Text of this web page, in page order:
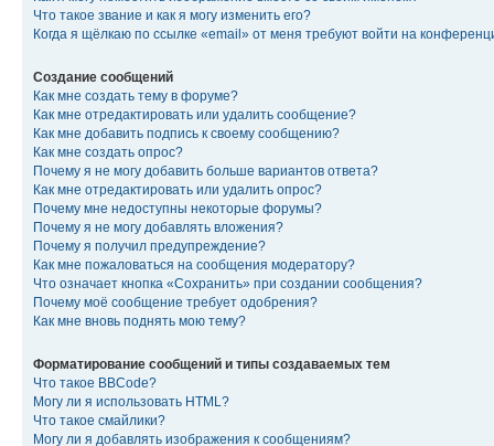
Что такое звание и как я могу изменить его?
Когда я щёлкаю по ссылке «email» от меня требуют войти на
Создание сообщений
Как мне создать тему в форуме?
Как мне отредактировать или удалить сообщение?
Как мне добавить подпись к своему сообщению?
Как мне создать опрос?
Почему я не могу добавить больше вариантов ответа?
Как мне отредактировать или удалить опрос?
Почему мне недоступны некоторые форумы?
Почему я не могу добавлять вложения?
Почему я получил предупреждение?
Как мне пожаловаться на сообщения модератору?
Что означает кнопка «Сохранить» при создании сообщения?
Почему моё сообщение требует одобрения?
Как мне вновь поднять мою тему?
Форматирование сообщений и типы создаваемых тем
Что такое BBCode?
Могу ли я использовать HTML?
Что такое смайлики?
Могу ли я добавлять изображения к сообщениям?